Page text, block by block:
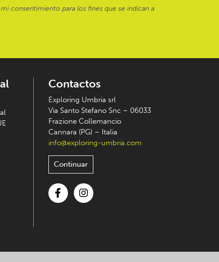
consentimiento para los fines que se indican a
Contactos
Exploring Umbria srl
Via Santo Stefano Snc – 06033
Frazione Collemancio
Cannara (PG) – Italia
info@exploring-umbria.com
Continuar